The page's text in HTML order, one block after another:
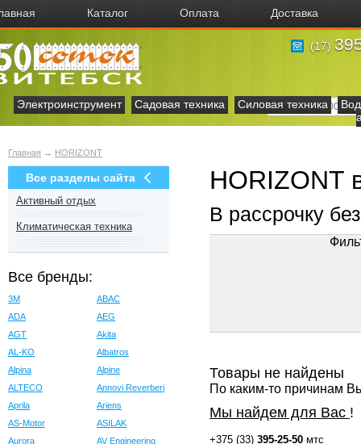
Каталог Оплата Доставка
(17)
Электроинструмент Садовая техника Силовая техника
Главная → HORIZONT
Все разделы сайта
Активный отдых
Климатическая техника
Все бренды:
3M
ABAC
ADA
AEG
AGT
Akita
AL-KO
Albatros
Alpina
Alpine
ALTECO
Annovi Reverberi
Aprila
Ariens
AS-Motor
ASILAK
Aurora
AV Engineering
HORIZONT
В рассрочку
Товары не найдены
По каким-то причинам
Мы найдем для Вас !
+375 (33) 395-25-50 мтс